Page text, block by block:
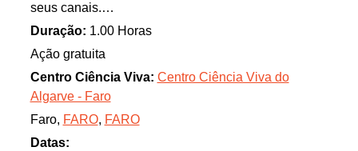
seus canais.
Serão levados, de barco, desde a Câmara Municipal
de Faro até a um ilhote onde o monitor irá explicar
um pouco sobre a Ria Formosa e todo o seu
ambiente. Se seguida, serão entregues barbatanas
e óculos de mergulho, e o monitor será o vosso guia
na área circundante.
Os participantes precisam de saber nadar!
Duração: 1.00 Horas
Ação gratuita
Centro Ciência Viva: Centro Ciência Viva do
Algarve - Faro
Faro, FARO, FARO
Datas: